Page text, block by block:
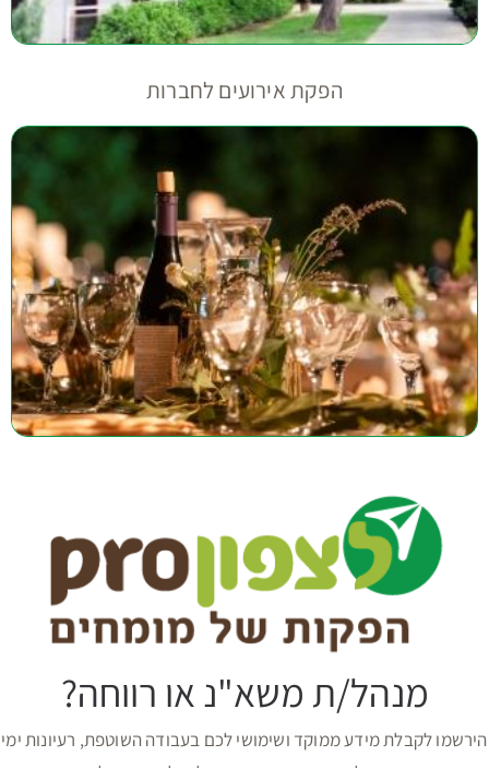
הפקת אירועים לחברות
מנהל/ת משא"נ או רווחה?
הירשמו לקבלת מידע ממוקד ושימושי לכם בעבודה השוטפת, רעיונות ימי